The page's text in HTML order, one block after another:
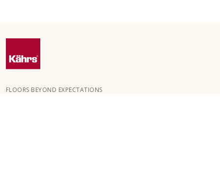
FLOORS BEYOND EXPECTATIONS